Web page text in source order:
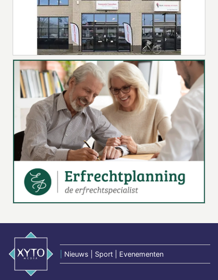
Nieuws | Sport | Evenementen